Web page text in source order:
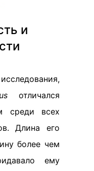
и
отличался
среди всех
Длина его
более чем
ему